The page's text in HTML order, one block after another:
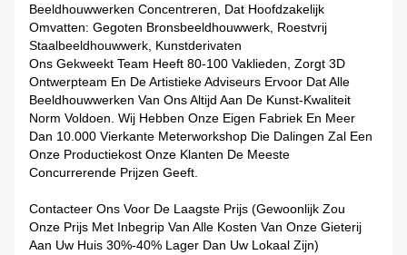
Beeldhouwwerken Concentreren, Dat Hoofdzakelijk
Omvatten: Gegoten Bronsbeeldhouwwerk, Roestvrij
Staalbeeldhouwwerk, Kunstderivaten
Ons Gekweekt Team Heeft 80-100 Vaklieden, Zorgt 3D
Ontwerpteam En De Artistieke Adviseurs Ervoor Dat Alle
Beeldhouwwerken Van Ons Altijd Aan De Kunst-Kwaliteit
Norm Voldoen. Wij Hebben Onze Eigen Fabriek En Meer
Dan 10.000 Vierkante Meterworkshop Die Dalingen Zal Een
Onze Productiekost Onze Klanten De Meeste
Concurrerende Prijzen Geeft.
Contacteer Ons Voor De Laagste Prijs (gewoonlijk Zou
Onze Prijs Met Inbegrip Van Alle Kosten Van Onze Gieterij
Aan Uw Huis 30%-40% Lager Dan Uw Lokaal Zijn)